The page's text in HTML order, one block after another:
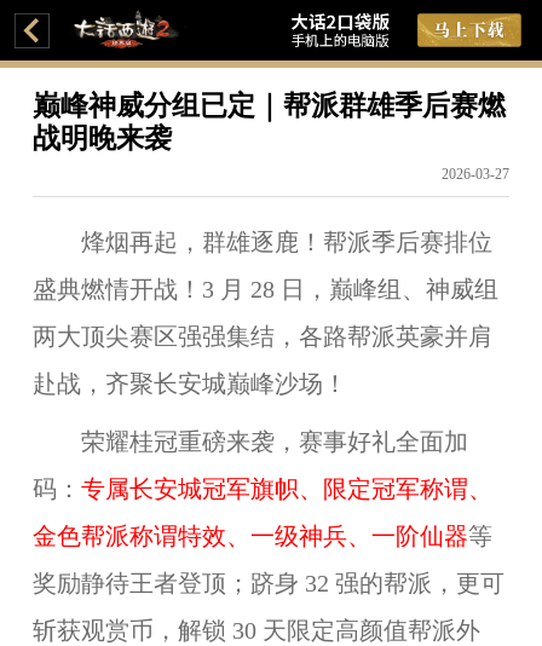
巅峰神威分组已定｜帮派群雄季后赛燃
战明晚来袭
2026-03-27
烽烟再起，群雄逐鹿！帮派季后赛排位
盛典燃情开战！3 月 28 日，巅峰组、神威组
两大顶尖赛区强强集结，各路帮派英豪并肩
赴战，齐聚长安城巅峰沙场！
荣耀桂冠重磅来袭，赛事好礼全面加
码： 专属长安城冠军旗帜、限定冠军称谓、
金色帮派称谓特效、一级神兵、一阶仙器等
奖励静待王者登顶；跻身 32 强的帮派，更可
斩获观赏币，解锁 30 天限定高颜值帮派外